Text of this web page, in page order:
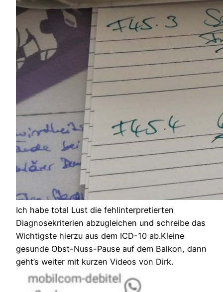
Ich habe total Lust die fehlinterpretierten
Diagnosekriterien abzugleichen und schreibe das
Wichtigste hierzu aus dem ICD-10 ab.Kleine
gesunde Obst-Nuss-Pause auf dem Balkon, dann
geht’s weiter mit kurzen Videos von Dirk.